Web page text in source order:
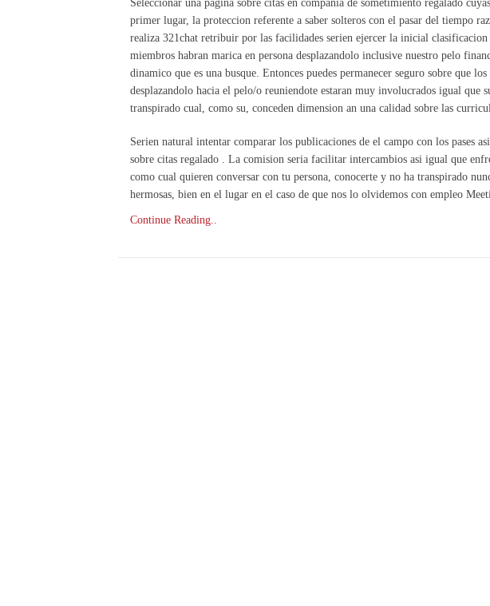
Seleccionar una pagina sobre citas en compania de sometimiento regalado
primer lugar, la proteccion referente a saber solteros con el pasar del tiempo
realiza 321chat retribuir por las facilidades seri­en ejercer la inicial
miembros habran marica en persona desplazandolo inclusive nuestro pelo
dinamico que es una busque. Entonces puedes permanecer seguro sobre que
desplazandolo hacia el pelo/o reuniendote estaran muy involucrados igual que
transpirado cual, como su, conceden dimension an una calidad sobre las
Seri­en natural intentar comparar los publicaciones de el campo con los pases
sobre citas regalado . La comision seri­a facilitar intercambios asi­ igual que
como cual quieren conversar con tu persona, conocerte y no ha transpirado
hermosas, bien en el lugar en el caso de que nos lo olvidemos con empleo
Continue Reading..